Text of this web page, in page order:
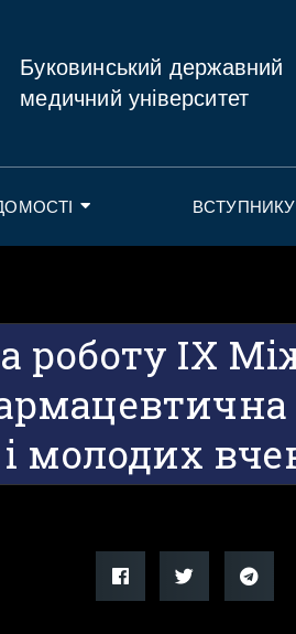
Буковинський державний
медичний університет
ВСТУПНИКУ
роботу ІХ
і молодих